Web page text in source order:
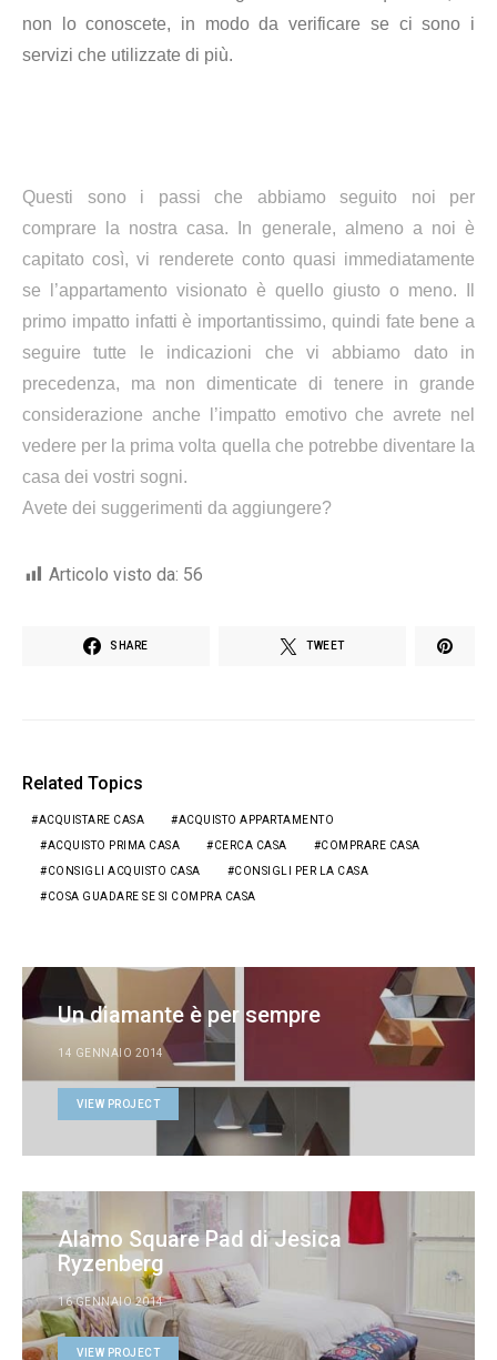
non lo conoscete, in modo da verificare se ci sono i
servizi che utilizzate di più.
Questi sono i passi che abbiamo seguito noi per
comprare la nostra casa. In generale, almeno a noi è
capitato così, vi renderete conto quasi immediatamente
se l’appartamento visionato è quello giusto o meno. Il
primo impatto infatti è importantissimo, quindi fate bene a
seguire tutte le indicazioni che vi abbiamo dato in
precedenza, ma non dimenticate di tenere in grande
considerazione anche l’impatto emotivo che avrete nel
vedere per la prima volta quella che potrebbe diventare la
casa dei vostri sogni.
Avete dei suggerimenti da aggiungere?
Articolo visto da: 56
SHARE TWEET
Related Topics
ACQUISTARE CASA ACQUISTO APPARTAMENTO
ACQUISTO PRIMA CASA CERCA CASA COMPRARE CASA
CONSIGLI ACQUISTO CASA CONSIGLI PER LA CASA
COSA GUADARE SE SI COMPRA CASA
Un diamante è per sempre
14 GENNAIO 2014
VIEW PROJECT
Alamo Square Pad di Jesica
Ryzenberg
16 GENNAIO 2014
VIEW PROJECT